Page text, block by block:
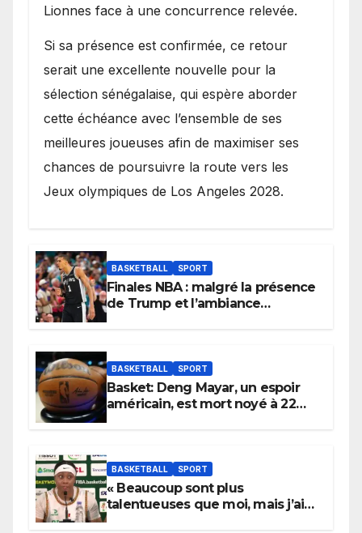
Lionnes face à une concurrence relevée.
Si sa présence est confirmée, ce retour
serait une excellente nouvelle pour la
sélection sénégalaise, qui espère aborder
cette échéance avec l’ensemble de ses
meilleures joueuses afin de maximiser ses
chances de poursuivre la route vers les
Jeux olympiques de Los Angeles 2028.
BASKETBALL SPORT
Finales NBA : malgré la présence
de Trump et l’ambiance
BASKETBALL SPORT
Basket: Deng Mayar, un espoir
américain, est mort noyé à 22
BASKETBALL SPORT
« Beaucoup sont plus
talentueuses que moi, mais j’ai